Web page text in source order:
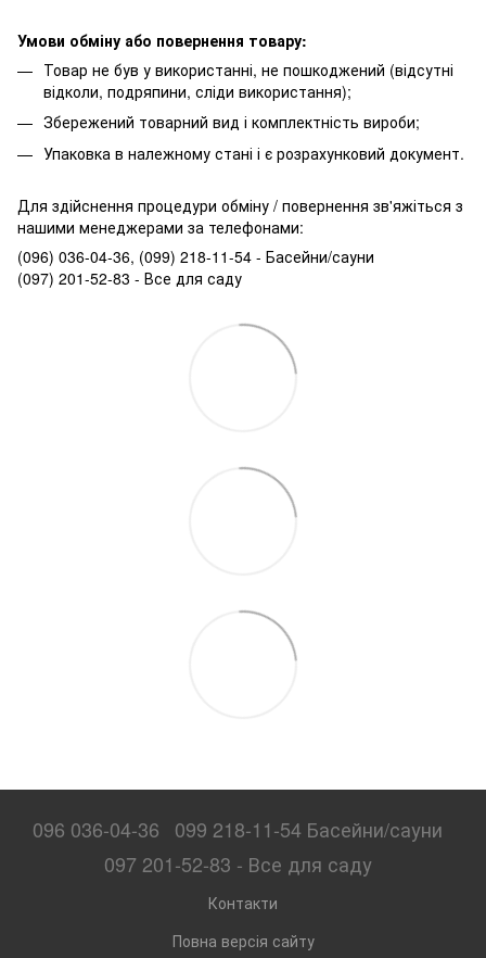
Умови обміну або повернення товару:
Товар не був у використанні, не пошкоджений (відсутні
відколи, подряпини, сліди використання);
Збережений товарний вид і комплектність вироби;
Упаковка в належному стані і є розрахунковий документ.
Для здійснення процедури обміну / повернення зв'яжіться з
нашими менеджерами за телефонами:
(096) 036-04-36, (099) 218-11-54 - Басейни/сауни
(097) 201-52-83 - Все для саду
096 036-04-36
099 218-11-54 Басейни/сауни
097 201-52-83 - Все для саду
Контакти
Повна версія сайту